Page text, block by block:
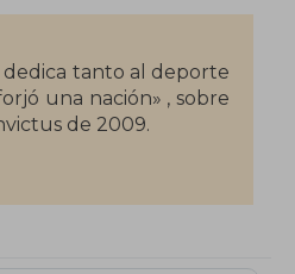
dedica tanto al deporte
una nación» , sobre
de 2009.